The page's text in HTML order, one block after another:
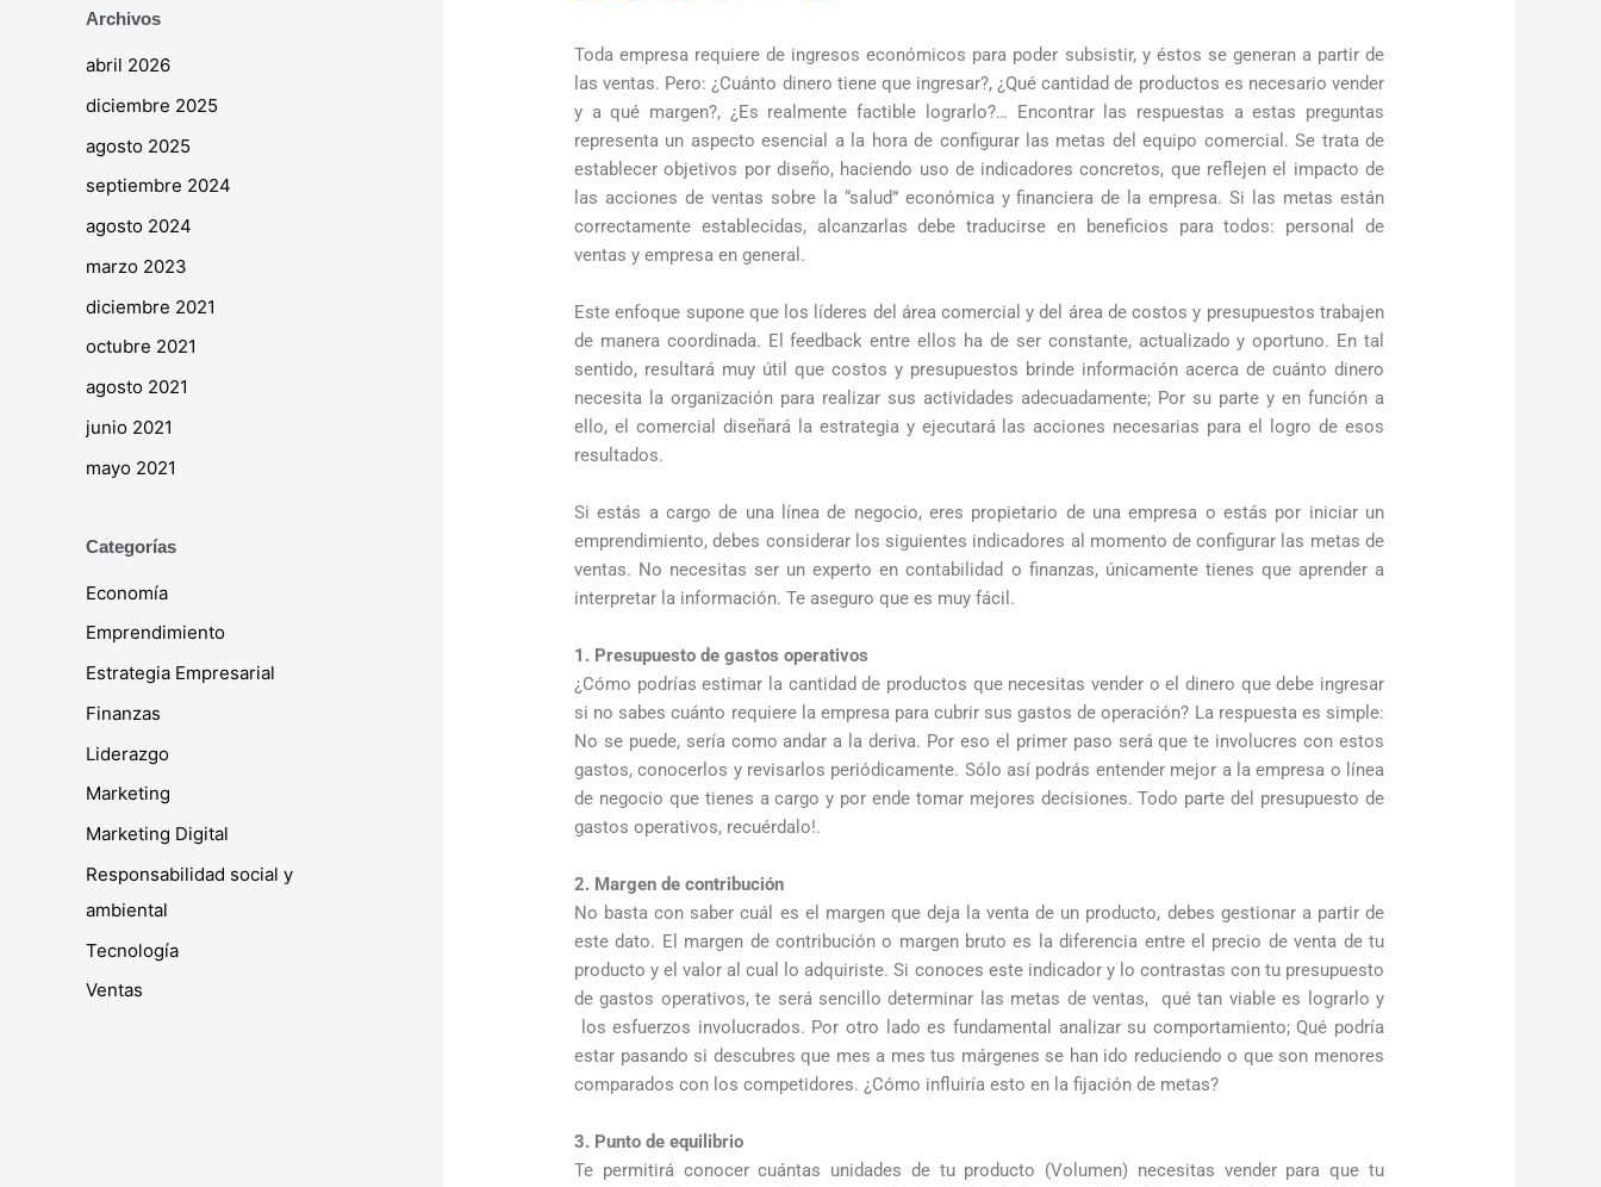
Archivos
abril 2026
diciembre 2025
agosto 2025
septiembre 2024
agosto 2024
marzo 2023
diciembre 2021
octubre 2021
agosto 2021
junio 2021
mayo 2021
Categorías
Economía
Emprendimiento
Estrategia Empresarial
Finanzas
Liderazgo
Marketing
Marketing Digital
Responsabilidad social y
ambiental
Tecnología
Ventas
Toda empresa requiere de ingresos económicos para poder subsistir, y éstos se generan a partir de
las ventas. Pero: ¿Cuánto dinero tiene que ingresar?, ¿Qué cantidad de productos es necesario vender
y a qué margen?, ¿Es realmente factible lograrlo?… Encontrar las respuestas a estas preguntas
representa un aspecto esencial a la hora de configurar las metas del equipo comercial. Se trata de
establecer objetivos por diseño, haciendo uso de indicadores concretos, que reflejen el impacto de
las acciones de ventas sobre la “salud” económica y financiera de la empresa. Si las metas están
correctamente establecidas, alcanzarlas debe traducirse en beneficios para todos: personal de
ventas y empresa en general.
Este enfoque supone que los líderes del área comercial y del área de costos y presupuestos trabajen
de manera coordinada. El feedback entre ellos ha de ser constante, actualizado y oportuno. En tal
sentido, resultará muy útil que costos y presupuestos brinde información acerca de cuánto dinero
necesita la organización para realizar sus actividades adecuadamente; Por su parte y en función a
ello, el comercial diseñará la estrategia y ejecutará las acciones necesarias para el logro de esos
resultados.
Si estás a cargo de una línea de negocio, eres propietario de una empresa o estás por iniciar un
emprendimiento, debes considerar los siguientes indicadores al momento de configurar las metas de
ventas. No necesitas ser un experto en contabilidad o finanzas, únicamente tienes que aprender a
interpretar la información. Te aseguro que es muy fácil.
1. Presupuesto de gastos operativos
¿Cómo podrías estimar la cantidad de productos que necesitas vender o el dinero que debe ingresar
si no sabes cuánto requiere la empresa para cubrir sus gastos de operación? La respuesta es simple:
No se puede, sería como andar a la deriva. Por eso el primer paso será que te involucres con estos
gastos, conocerlos y revisarlos periódicamente. Sólo así podrás entender mejor a la empresa o línea
de negocio que tienes a cargo y por ende tomar mejores decisiones. Todo parte del presupuesto de
gastos operativos, recuérdalo!.
2. Margen de contribución
No basta con saber cuál es el margen que deja la venta de un producto, debes gestionar a partir de
este dato. El margen de contribución o margen bruto es la diferencia entre el precio de venta de tu
producto y el valor al cual lo adquiriste. Si conoces este indicador y lo contrastas con tu presupuesto
de gastos operativos, te será sencillo determinar las metas de ventas, qué tan viable es lograrlo y
los esfuerzos involucrados. Por otro lado es fundamental analizar su comportamiento; Qué podría
estar pasando si descubres que mes a mes tus márgenes se han ido reduciendo o que son menores
comparados con los competidores. ¿Cómo influiría esto en la fijación de metas?
3. Punto de equilibrio
Te permitirá conocer cuántas unidades de tu producto (Volumen) necesitas vender para que tu